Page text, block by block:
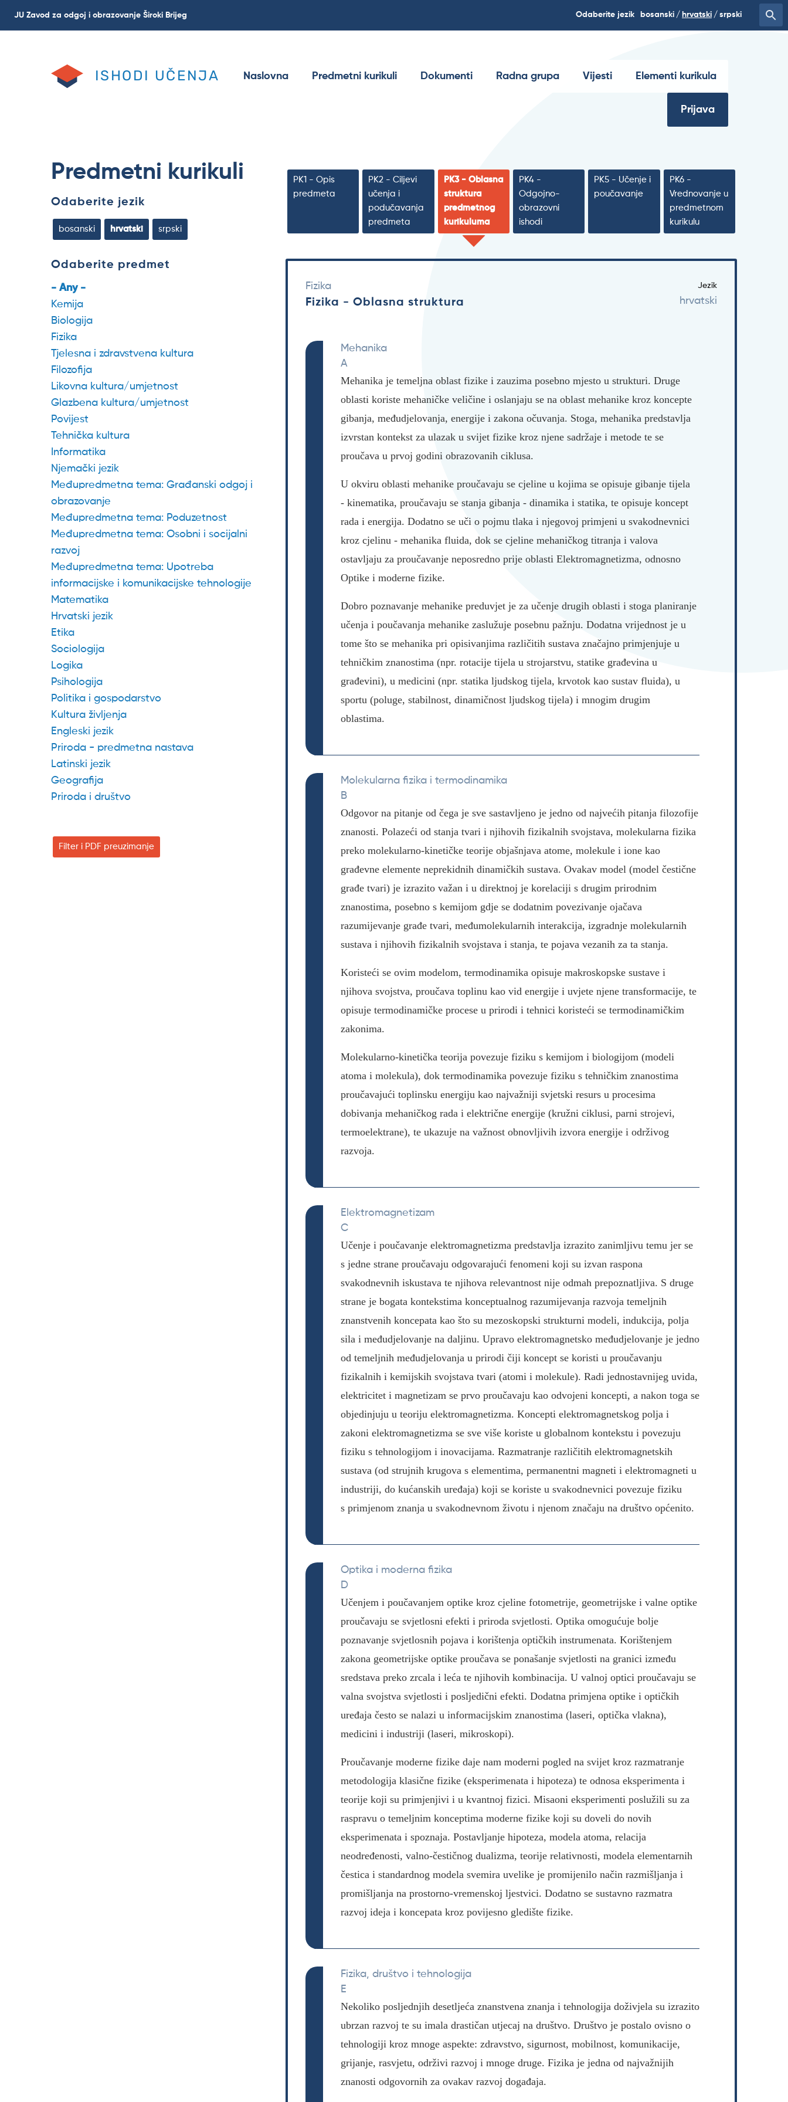
JU Zavod za odgoj i obrazovanje Široki Brijeg Odaberite jezik bosanski hrvatski srpski
ISHODI UČENJA Naslovna Predmetni kurikuli Dokumenti Radna grupa Vijesti Elementi kurikula
Prijava
PK1 - Opis
predmeta
PK2 - Ciljevi
učenja i
podučavanja
predmeta
PK3 - Oblasna
struktura
predmetnog
kurikuluma
PK4 -
Odgojno-
obrazovni
ishodi
PK5 - Učenje i
poučavanje
PK6 -
Vrednovanje u
predmetnom
kurikulu
Fizika
Fizika - Oblasna struktura
Jezik
hrvatski
Mehanika
A
Mehanika je temeljna oblast fizike i zauzima posebno mjesto u strukturi. Druge
oblasti koriste mehaničke veličine i oslanjaju se na oblast mehanike kroz koncepte
gibanja, međudjelovanja, energije i zakona očuvanja. Stoga, mehanika predstavlja
izvrstan kontekst za ulazak u svijet fizike kroz njene sadržaje i metode te se
proučava u prvoj godini obrazovanih ciklusa.
U okviru oblasti mehanike proučavaju se cjeline u kojima se opisuje gibanje tijela
- kinematika, proučavaju se stanja gibanja - dinamika i statika, te opisuje koncept
rada i energija. Dodatno se uči o pojmu tlaka i njegovoj primjeni u svakodnevnici
kroz cjelinu - mehanika fluida, dok se cjeline mehaničkog titranja i valova
ostavljaju za proučavanje neposredno prije oblasti Elektromagnetizma, odnosno
Optike i moderne fizike.
Dobro poznavanje mehanike preduvjet je za učenje drugih oblasti i stoga planiranje
učenja i poučavanja mehanike zaslužuje posebnu pažnju. Dodatna vrijednost je u
tome što se mehanika pri opisivanjima različitih sustava značajno primjenjuje u
tehničkim znanostima (npr. rotacije tijela u strojarstvu, statike građevina u
građevini), u medicini (npr. statika ljudskog tijela, krvotok kao sustav fluida), u
sportu (poluge, stabilnost, dinamičnost ljudskog tijela) i mnogim drugim
oblastima.
Molekularna fizika i termodinamika
B
Odgovor na pitanje od čega je sve sastavljeno je jedno od najvećih pitanja filozofije
znanosti. Polazeći od stanja tvari i njihovih fizikalnih svojstava, molekularna fizika
preko molekularno-kinetičke teorije objašnjava atome, molekule i ione kao
građevne elemente neprekidnih dinamičkih sustava. Ovakav model (model čestične
građe tvari) je izrazito važan i u direktnoj je korelaciji s drugim prirodnim
znanostima, posebno s kemijom gdje se dodatnim povezivanje ojačava
razumijevanje građe tvari, međumolekularnih interakcija, izgradnje molekularnih
sustava i njihovih fizikalnih svojstava i stanja, te pojava vezanih za ta stanja.
Koristeći se ovim modelom, termodinamika opisuje makroskopske sustave i
njihova svojstva, proučava toplinu kao vid energije i uvjete njene transformacije, te
opisuje termodinamičke procese u prirodi i tehnici koristeći se termodinamičkim
zakonima.
Molekularno-kinetička teorija povezuje fiziku s kemijom i biologijom (modeli
atoma i molekula), dok termodinamika povezuje fiziku s tehničkim znanostima
proučavajući toplinsku energiju kao najvažniji svjetski resurs u procesima
dobivanja mehaničkog rada i električne energije (kružni ciklusi, parni strojevi,
termoelektrane), te ukazuje na važnost obnovljivih izvora energije i održivog
razvoja.
Elektromagnetizam
C
Učenje i poučavanje elektromagnetizma predstavlja izrazito zanimljivu temu jer se
s jedne strane proučavaju odgovarajući fenomeni koji su izvan raspona
svakodnevnih iskustava te njihova relevantnost nije odmah prepoznatljiva. S druge
strane je bogata kontekstima konceptualnog razumijevanja razvoja temeljnih
znanstvenih koncepata kao što su mezoskopski strukturni modeli, indukcija, polja
sila i međudjelovanje na daljinu. Upravo elektromagnetsko međudjelovanje je jedno
od temeljnih međudjelovanja u prirodi čiji koncept se koristi u proučavanju
fizikalnih i kemijskih svojstava tvari (atomi i molekule). Radi jednostavnijeg uvida,
elektricitet i magnetizam se prvo proučavaju kao odvojeni koncepti, a nakon toga se
objedinjuju u teoriju elektromagnetizma. Koncepti elektromagnetskog polja i
zakoni elektromagnetizma se sve više koriste u globalnom kontekstu i povezuju
fiziku s tehnologijom i inovacijama. Razmatranje različitih elektromagnetskih
sustava (od strujnih krugova s elementima, permanentni magneti i elektromagneti u
industriji, do kućanskih uređaja) koji se koriste u svakodnevnici povezuje fiziku
s primjenom znanja u svakodnevnom životu i njenom značaju na društvo općenito.
Optika i moderna fizika
D
Učenjem i poučavanjem optike kroz cjeline fotometrije, geometrijske i valne optike
proučavaju se svjetlosni efekti i priroda svjetlosti. Optika omogućuje bolje
poznavanje svjetlosnih pojava i korištenja optičkih instrumenata. Korištenjem
zakona geometrijske optike proučava se ponašanje svjetlosti na granici između
sredstava preko zrcala i leća te njihovih kombinacija. U valnoj optici proučavaju se
valna svojstva svjetlosti i posljedični efekti. Dodatna primjena optike i optičkih
uređaja često se nalazi u informacijskim znanostima (laseri, optička vlakna),
medicini i industriji (laseri, mikroskopi).
Proučavanje moderne fizike daje nam moderni pogled na svijet kroz razmatranje
metodologija klasične fizike (eksperimenata i hipoteza) te odnosa eksperimenta i
teorije koji su primjenjivi i u kvantnoj fizici. Misaoni eksperimenti poslužili su za
raspravu o temeljnim konceptima moderne fizike koji su doveli do novih
eksperimenata i spoznaja. Postavljanje hipoteza, modela atoma, relacija
neodređenosti, valno-čestičnog dualizma, teorije relativnosti, modela elementarnih
čestica i standardnog modela svemira uvelike je promijenilo način razmišljanja i
promišljanja na prostorno-vremenskoj ljestvici. Dodatno se sustavno razmatra
razvoj ideja i koncepata kroz povijesno gledište fizike.
Fizika, društvo i tehnologija
E
Nekoliko posljednjih desetljeća znanstvena znanja i tehnologija doživjela su izrazito
ubrzan razvoj te su imala drastičan utjecaj na društvo. Društvo je postalo ovisno o
tehnologiji kroz mnoge aspekte: zdravstvo, sigurnost, mobilnost, komunikacije,
grijanje, rasvjetu, održivi razvoj i mnoge druge. Fizika je jedna od najvažnijih
znanosti odgovornih za ovakav razvoj događaja.
Predmetni kurikuli
Odaberite jezik
bosanski hrvatski srpski
Odaberite predmet
- Any -
Kemija
Biologija
Fizika
Tjelesna i zdravstvena kultura
Filozofija
Likovna kultura/umjetnost
Glazbena kultura/umjetnost
Povijest
Tehnička kultura
Informatika
Njemački jezik
Međupredmetna tema: Građanski odgoj i
obrazovanje
Međupredmetna tema: Poduzetnost
Međupredmetna tema: Osobni i socijalni
razvoj
Međupredmetna tema: Upotreba
informacijske i komunikacijske tehnologije
Matematika
Hrvatski jezik
Etika
Sociologija
Logika
Psihologija
Politika i gospodarstvo
Kultura življenja
Engleski jezik
Priroda - predmetna nastava
Latinski jezik
Geografija
Priroda i društvo
Filter i PDF preuzimanje